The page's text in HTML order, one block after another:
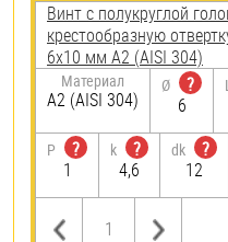
Винт с полукруглой
крестообразную
6х10 мм А2 (AISI 304)
Материал
А2 (AISI 304)
Ø
?
6
P
?
1
k
?
4,6
dk
?
12